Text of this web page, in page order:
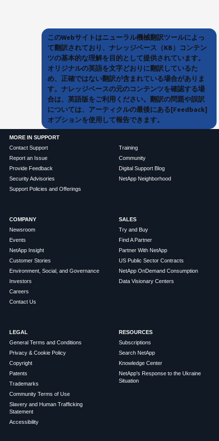
このWebサイトはニューラル機械翻訳ツールによっ
て翻訳されており、ナレッジベース（KB）コンテン
ツの基本的な理解を目的として提供されています。
オリジナルの英語を文字どおりに翻訳しているた
め、正確ではない翻訳が含まれている場合がありま
す。ナレッジベースの元のコンテンツを確認する場
合は、英語版をご利用ください。翻訳の問題や誤訳
については、アーティクルの最後にある[Feedback]
オプションを使用して報告できます。
MORE IN SUPPORT
Contact Support
Report an Issue
Provide Feedback
Security Advisories
Support Policies and Offerings
Training
Community
Digital Support Blog
NetApp Neighborhood
COMPANY
Newsroom
Events
NetApp Insight
Customer Stories
Environment, Social, and Governance
Investors
Careers
Contact Us
SALES
Try and Buy
Find A Partner
Partner With NetApp
US Public Sector Contracts
NetApp OnDemand Consumption
Data Visionary Centers
LEGAL
General Terms and Conditions
Privacy & Cookie Policy
Copyright
Patents
Trademarks
Community Terms of Use
Slavery and Human Trafficking
Statement
Accessibility
RESOURCES
Subscriptions
Search NetApp
Knowledge Center
NetApp's Response to the Ukraine
Situation